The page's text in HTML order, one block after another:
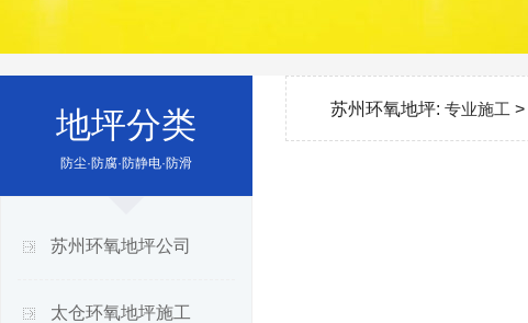
地坪分类
防尘·防腐·防静电·防滑
苏州环氧地坪公司
太仓环氧地坪施工
苏州环氧地坪: 专业施工 >